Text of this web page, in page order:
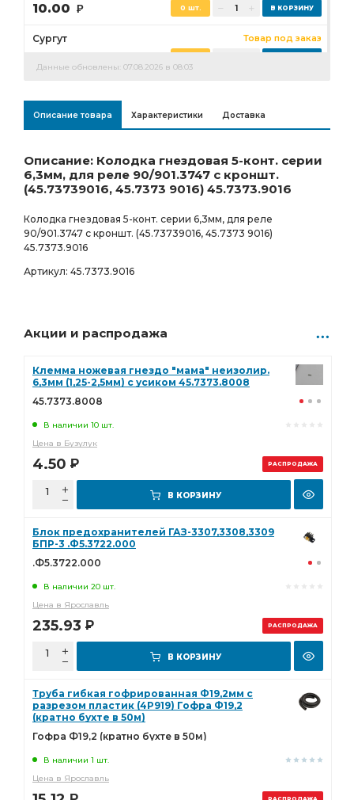
10.00 Р 0 шт.
Сургут Товар под заказ
9.00 Р
Данные обновлены: 07.08.2026 в 08:03
Описание товара Характеристики Доставка
Описание: Колодка гнездовая 5-конт. серии
6,3мм, для реле 90/901.3747 с кроншт.
(45.73739016, 45.7373 9016) 45.7373.9016
Колодка гнездовая 5-конт. серии 6,3мм, для реле
90/901.3747 с кроншт. (45.73739016, 45.7373 9016)
45.7373.9016
Артикул: 45.7373.9016
Акции и распродажа
РАСПРОДАЖА
Клемма ножевая гнездо "мама" неизолир.
6,3мм (1,25-2,5мм) с усиком 45.7373.8008
45.7373.8008
В наличии 10 шт.
Цена в Бузулук
4.50 Р
В КОРЗИНУ
РАСПРОДАЖА
Блок предохранителей ГАЗ-3307,3308,3309
БПР-3 .Ф5.3722.000
.Ф5.3722.000
В наличии 20 шт.
Цена в Ярославль
235.93 Р
В КОРЗИНУ
Труба гибкая гофрированная Ф19,2мм с
разрезом пластик (4Р919) Гофра Ф19,2
(кратно бухте в 50м)
Гофра Ф19,2 (кратно бухте в 50м)
В наличии 1 шт.
Цена в Ярославль